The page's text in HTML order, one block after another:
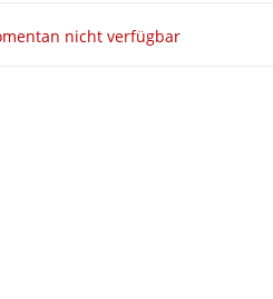
nicht verfügbar